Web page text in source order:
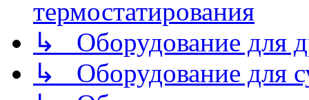
термостатирования
↳ Оборудование для
↳ Оборудование для